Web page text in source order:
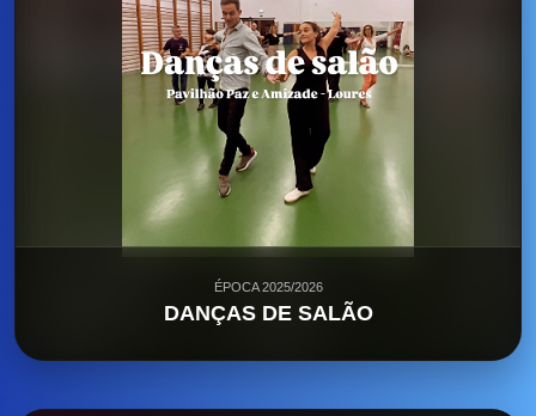
ÉPOCA 2025/2026
DANÇAS DE SALÃO